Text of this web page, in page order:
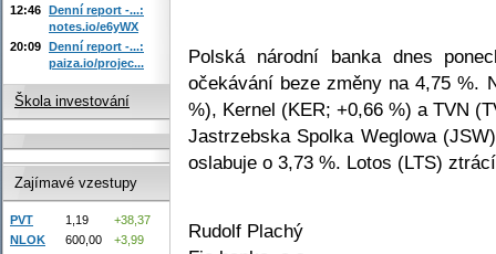
Polská národní banka dnes
očekávání beze změny na 4,75 %.
%), Kernel (KER; +0,66 %) a TVN
Jastrzebska Spolka Weglowa
oslabuje o 3,73 %. Lotos (LTS)
Rudolf Plachý
12:46 Denní report -...:
notes.io/e6yWX
20:09 Denní report -...:
paiza.io/projec...
Škola investování
Zajímavé vzestupy
PVT 1,19
+38,37
NLOK
600,00
+3,99